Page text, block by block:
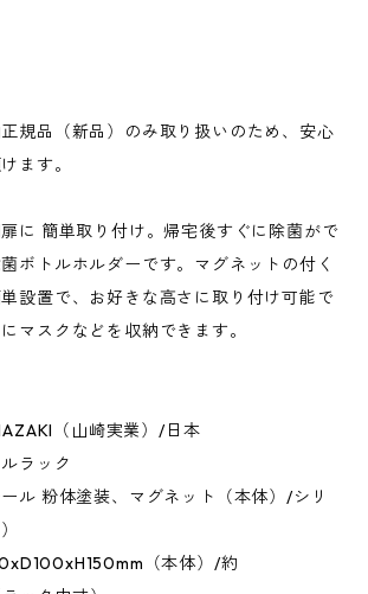
規品（新品）のみ取り扱いのため、安心
ます。
に 簡単取り付け。帰宅後すぐに除菌がで
ボトルホルダーです。マグネットの付く
設置で、お好きな高さに取り付け可能で
マスクなどを収納できます。
（山崎実業）/日本
ラック
ル 粉体塗装、マグネット（本体）/シリ
（本体）/約